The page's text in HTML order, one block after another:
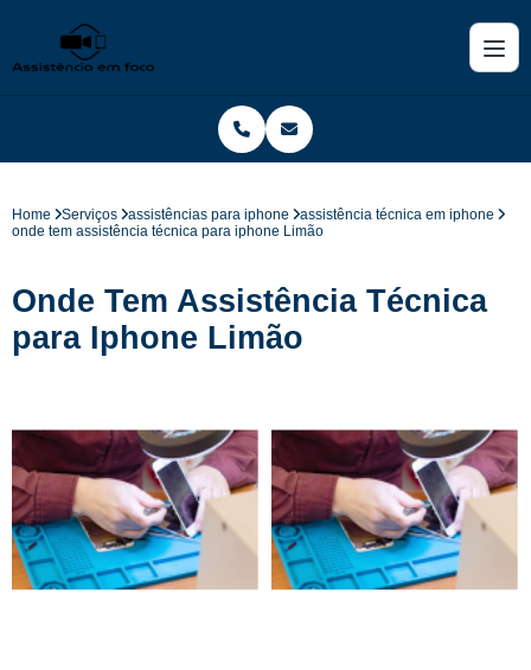
Home Serviços assistências para iphone
assistência técnica em iphone
onde tem assistência técnica para iphone Limão
Onde Tem Assistência Técnica
para Iphone Limão